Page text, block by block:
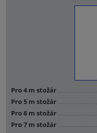
Pro 4 m stožár
Pro 5 m stožár
Pro 6 m stožár
Pro 7 m stožár